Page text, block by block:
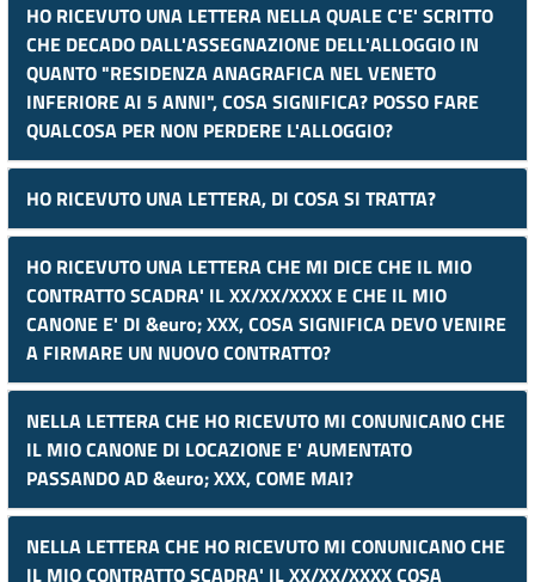
HO RICEVUTO UNA LETTERA NELLA QUALE C'E' SCRITTO
CHE DECADO DALL'ASSEGNAZIONE DELL'ALLOGGIO IN
QUANTO "RESIDENZA ANAGRAFICA NEL VENETO
INFERIORE AI 5 ANNI", COSA SIGNIFICA? POSSO FARE
QUALCOSA PER NON PERDERE L'ALLOGGIO?
HO RICEVUTO UNA LETTERA, DI COSA SI TRATTA?
HO RICEVUTO UNA LETTERA CHE MI DICE CHE IL MIO
CONTRATTO SCADRA' IL XX/XX/XXXX E CHE IL MIO
CANONE E' DI &euro; XXX, COSA SIGNIFICA DEVO VENIRE
A FIRMARE UN NUOVO CONTRATTO?
NELLA LETTERA CHE HO RICEVUTO MI CONUNICANO CHE
IL MIO CANONE DI LOCAZIONE E' AUMENTATO
PASSANDO AD &euro; XXX, COME MAI?
NELLA LETTERA CHE HO RICEVUTO MI CONUNICANO CHE
IL MIO CONTRATTO SCADRA' IL XX/XX/XXXX COSA